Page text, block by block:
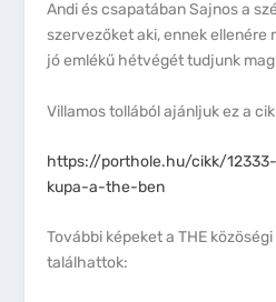
Andi és csapatában Sajnos a
szervezőket aki, ennek
jó emlékű hétvégét tudjunk
Villamos tollából ajánljuk ez a
https://porthole.hu/cikk/
kupa-a-the-ben
További képeket a THE
találhattok: